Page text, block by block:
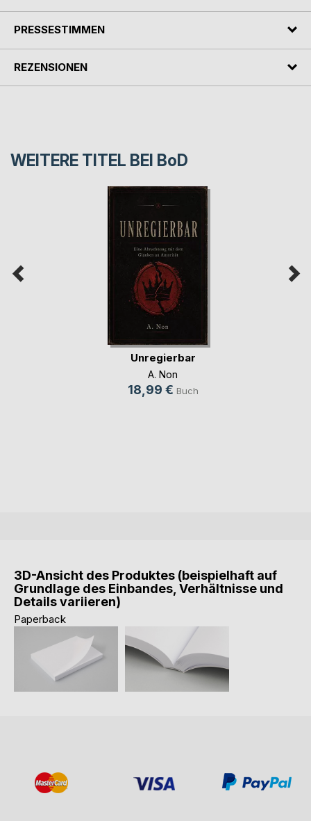
PRESSESTIMMEN
REZENSIONEN
WEITERE TITEL BEI BoD
Unregierbar
A. Non
18,99 € Buch
3D-Ansicht des Produktes (beispielhaft auf
Grundlage des Einbandes, Verhältnisse und
Details variieren)
Paperback